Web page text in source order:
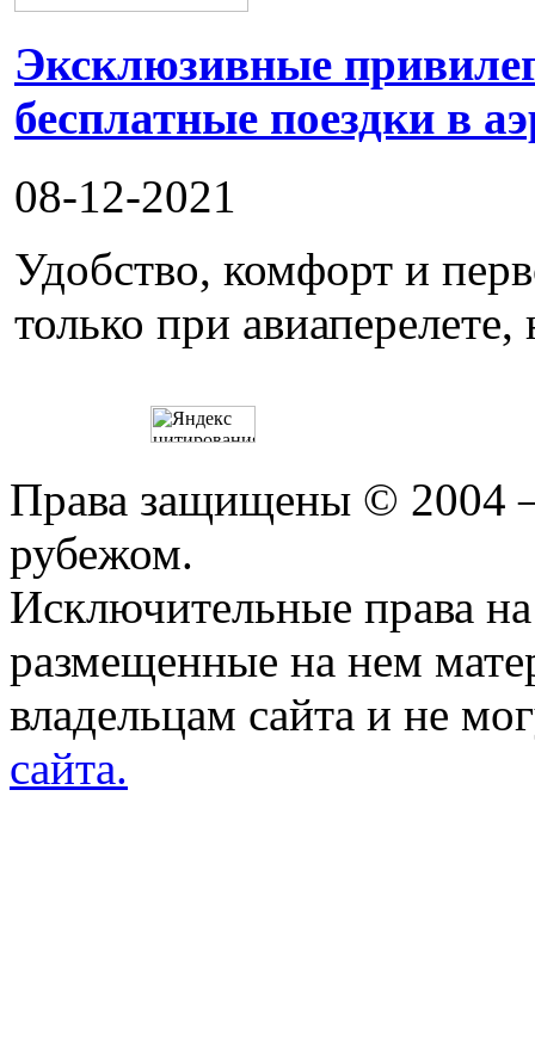
Эксклюзивные
бесплатные поездки в
08-12-2021
Удобство, комфорт и
только при
Права защищены © 2004
рубежом.
Исключительные права
размещенные на нем
владельцам сайта и не
сайта.